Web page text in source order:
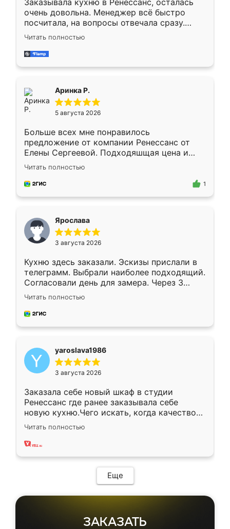
Заказывала кухню в Ренессанс, осталась
очень довольна. Менеджер всё быстро
посчитала, на вопросы отвечала сразу.
Замерщик приехал в субботу, подошёл к
делу со всей ответственностью. Собрали
за день, ребята работали аккуратно, даже
Читать полностью
Аринка Р.
5 августа 2026
Больше всех мне понравилось
предложение от компании Ренессанс от
Елены Сергеевой. Подходяшщая цена и
короткие сроки изготовления. Приехавший
для замера сотрудник Владислав
предложил по моему эскизу самый
Читать полностью
1
Ярослава
3 августа 2026
Кухню здесь заказали. Эскизы прислали в
телеграмм. Выбрали наиболее подходящий.
Согласовали день для замера. Через 3
недели кухня была уже готова. Остались
довольны работой. Спасибо Ренессанс
мебель за качественную работу!
Читать полностью
yaroslava1986
3 августа 2026
Заказала себе новый шкаф в студии
Ренессанс где ранее заказывала себе
новую кухню.Чего искать, когда качеством
вполне довольна. Служит кухня уже почти
два года, нареканий нет.
Читать полностью
Еще
ЗАКАЗАТЬ